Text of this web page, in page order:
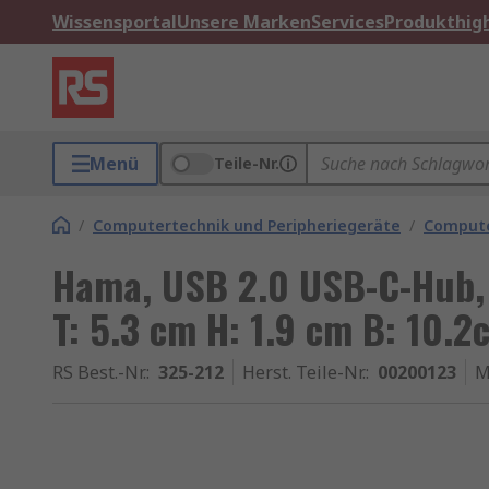
WissensportalUnsere MarkenServices
Menü Teile-Nr.
/ Computertechnik und Peripheriegeräte /
Hama, USB 2.0 USB-C-
T: 5.3 cm H: 1.9 cm B:
RS Best.-Nr.: 325-212 Herst. Teile-Nr.: 00200123